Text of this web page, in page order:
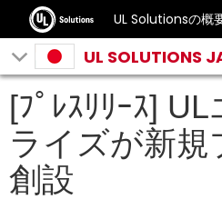
UL Solutionsの概
UL SOLUTIONS
[ﾌﾟﾚｽﾘﾘｰｽ]
ライズが新規
創設